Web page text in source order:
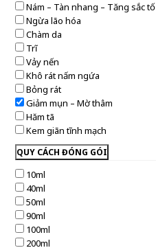
Nám – Tàn nhang – Tăng sắc tố
Ngừa lão hóa
Chàm da
Trĩ
Vảy nến
Khô rát nấm ngứa
Bỏng rát
Giảm mụn – Mờ thâm
Hăm tã
Kem giãn tĩnh mạch
QUY CÁCH ĐÓNG GÓI
10ml
40ml
50ml
90ml
100ml
200ml